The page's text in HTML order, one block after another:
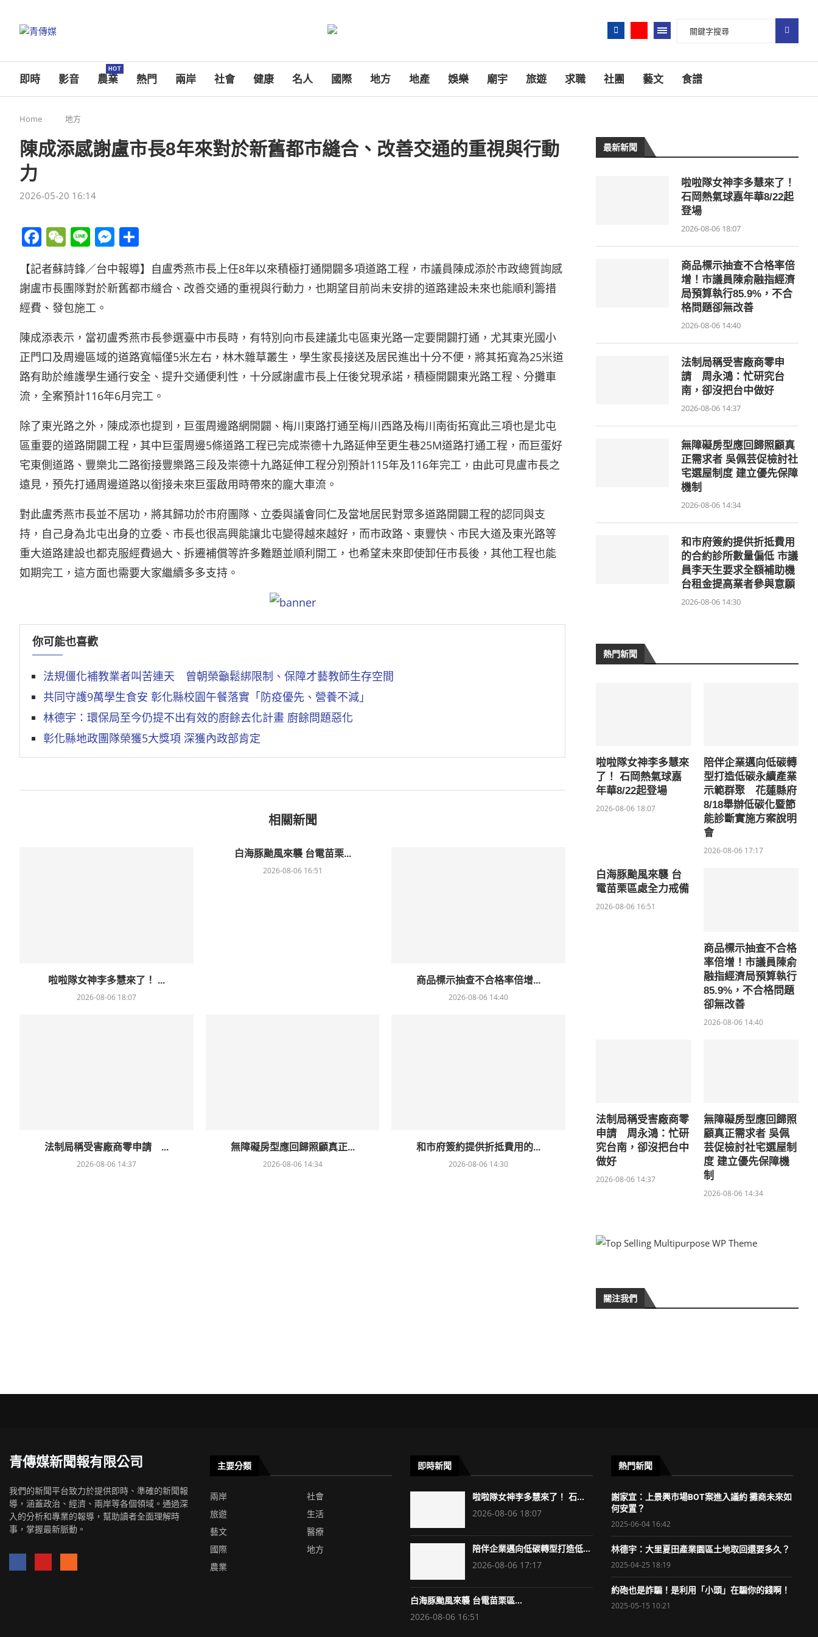
即時 影音 農業
HOT
熱門 兩岸 社會 健康 名人 國際 地方 地產 娛樂 廟宇 旅遊 求職 社團 藝文 食譜
Home 地方
陳成添感謝盧市長8年來對於新舊都市縫合、改善交通的重視與行動
力
2026-05-20 16:14
Facebook
WeChat
LineMessenger
享
【記者蘇詩鋒／台中報導】自盧秀燕市長上任8年以來積極打通開闢多項道路工程，市議員陳成添於市政總質詢感
謝盧市長團隊對於新舊都市縫合、改善交通的重視與行動力，也期望目前尚未安排的道路建設未來也能順利籌措
經費、發包施工。
陳成添表示，當初盧秀燕市長參選臺中市長時，有特別向市長建議北屯區東光路一定要開闢打通，尤其東光國小
正門口及周邊區域的道路寬幅僅5米左右，林木雜草叢生，學生家長接送及居民進出十分不便，將其拓寬為25米道
路有助於維護學生通行安全、提升交通便利性，十分感謝盧市長上任後兌現承諾，積極開闢東光路工程、分攤車
流，全案預計116年6月完工。
除了東光路之外，陳成添也提到，巨蛋周邊路網開闢、梅川東路打通至梅川西路及梅川南街拓寬此三項也是北屯
區重要的道路開闢工程，其中巨蛋周邊5條道路工程已完成崇德十九路延伸至更生巷25M道路打通工程，而巨蛋好
宅東側道路、豐樂北二路銜接豐樂路三段及崇德十九路延伸工程分別預計115年及116年完工，由此可見盧市長之
遠見，預先打通周邊道路以銜接未來巨蛋啟用時帶來的龐大車流。
對此盧秀燕市長並不居功，將其歸功於市府團隊、立委與議會同仁及當地居民對眾多道路開闢工程的認同與支
持，自己身為北屯出身的立委、市長也很高興能讓北屯變得越來越好，而市政路、東豐快、市民大道及東光路等
重大道路建設也都克服經費過大、拆遷補償等許多難題並順利開工，也希望未來即使卸任市長後，其他工程也能
如期完工，這方面也需要大家繼續多多支持。
你可能也喜歡
法規僵化補教業者叫苦連天 曾朝榮籲鬆綁限制、保障才藝教師生存空間
共同守護9萬學生食安 彰化縣校園午餐落實「防疫優先、營養不減」
林德宇：環保局至今仍提不出有效的廚餘去化計畫 廚餘問題惡化
彰化縣地政團隊榮獲5大獎項 深獲內政部肯定
相關新聞
啦啦隊女神李多慧來了！ ...
2026-08-06 18:07
白海豚颱風來襲 台電苗栗...
2026-08-06 16:51
商品標示抽查不合格率倍增...
2026-08-06 14:40
法制局稱受害廠商零申請 ...
2026-08-06 14:37
無障礙房型應回歸照顧真正...
2026-08-06 14:34
和市府簽約提供折抵費用的...
2026-08-06 14:30
最新新聞
啦啦隊女神李多慧來了！
石岡熱氣球嘉年華8/22起
登場
2026-08-06 18:07
商品標示抽查不合格率倍
增！市議員陳俞融指經濟
局預算執行85.9%，不合
格問題卻無改善
2026-08-06 14:40
法制局稱受害廠商零申
請 周永鴻：忙研究台
南，卻沒把台中做好
2026-08-06 14:37
無障礙房型應回歸照顧真
正需求者 吳佩芸促檢討社
宅選屋制度 建立優先保障
機制
2026-08-06 14:34
和市府簽約提供折抵費用
的合約診所數量偏低 市議
員李天生要求全額補助機
台租金提高業者參與意願
2026-08-06 14:30
熱門新聞
啦啦隊女神李多慧來
了！ 石岡熱氣球嘉
年華8/22起登場
2026-08-06 18:07
陪伴企業邁向低碳轉
型打造低碳永續產業
示範群聚 花蓮縣府
8/18舉辦低碳化暨節
能診斷實施方案說明
會
2026-08-06 17:17
白海豚颱風來襲 台
電苗栗區處全力戒備
2026-08-06 16:51
商品標示抽查不合格
率倍增！市議員陳俞
融指經濟局預算執行
85.9%，不合格問題
卻無改善
2026-08-06 14:40
法制局稱受害廠商零
申請 周永鴻：忙研
究台南，卻沒把台中
做好
2026-08-06 14:37
無障礙房型應回歸照
顧真正需求者 吳佩
芸促檢討社宅選屋制
度 建立優先保障機
制
2026-08-06 14:34
關注我們
青傳媒新聞報有限公司
我們的新聞平台致力於提供即時、準確的新聞報
導，涵蓋政治、經濟、兩岸等各個領域。通過深
入的分析和專業的報導，幫助讀者全面理解時
事，掌握最新脈動。
主要分類
兩岸
社會
旅遊
生活
藝文
醫療
國際
地方
農業
即時新聞
啦啦隊女神李多慧來了！ 石...
2026-08-06 18:07
陪伴企業邁向低碳轉型打造低...
2026-08-06 17:17
白海豚颱風來襲 台電苗栗區...
2026-08-06 16:51
熱門新聞
謝家宜：上景興市場BOT案進入議約 攤商未來如
何安置？
2025-06-04 16:42
林德宇：大里夏田產業園區土地取回還要多久？
2025-04-25 18:19
約砲也是詐騙！是利用「小頭」在騙你的錢啊！
2025-05-15 10:21